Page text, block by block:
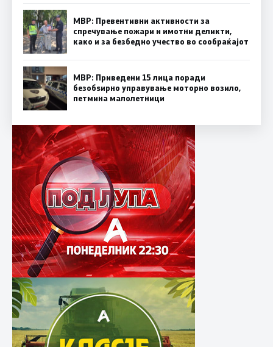
МВР: Превентивни активности за
спречување пожари и имотни деликти,
како и за безбедно учество во сообраќајот
МВР: Приведени 15 лица поради
безобѕирно управување моторно возило,
петмина малолетници